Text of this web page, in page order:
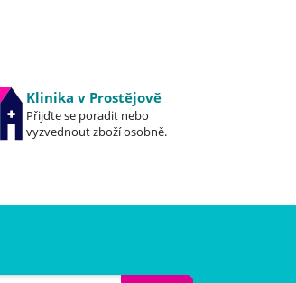
Klinika v Prostějově
Přijďte se poradit nebo
vyzvednout zboží osobně.